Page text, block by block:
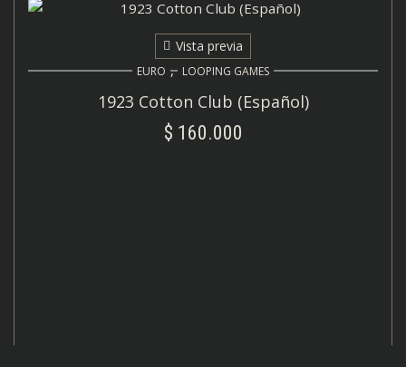
Vista previa
EURO , LOOPING GAMES
1923 Cotton Club (Español)
$ 160.000